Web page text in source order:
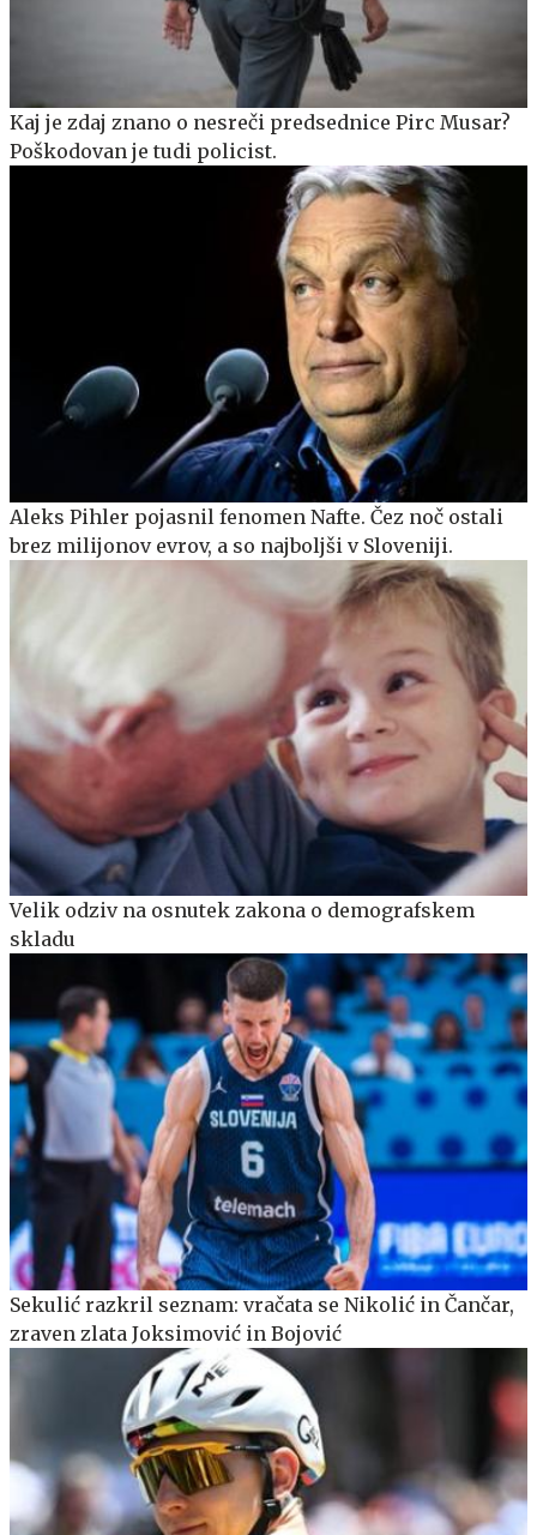
Kaj je zdaj znano o nesreči predsednice Pirc Musar?
Poškodovan je tudi policist.
Aleks Pihler pojasnil fenomen Nafte. Čez noč ostali
brez milijonov evrov, a so najboljši v Sloveniji.
Velik odziv na osnutek zakona o demografskem
skladu
Sekulić razkril seznam: vračata se Nikolić in Čančar,
zraven zlata Joksimović in Bojović